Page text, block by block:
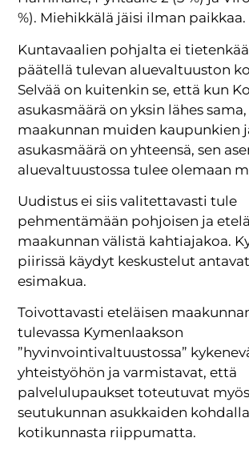
%). Miehikkälä jäisi ilman paikkaa.
Kuntavaalien pohjalta ei
päätellä tulevan aluevaltuuston
Selvää on kuitenkin se, että kun
asukasmäärä on yksin lähes
maakunnan muiden kaupunkien
asukasmäärä on yhteensä, sen
aluevaltuustossa tulee olemaan
Uudistus ei siis valitettavasti tule
pehmentämään pohjoisen ja
maakunnan välistä kahtiajakoa.
piirissä käydyt keskustelut
esimakua.
Toivottavasti eteläisen
tulevassa Kymenlaakson
”hyvinvointivaltuustossa”
yhteistyöhön ja varmistavat, että
palvelulupaukset toteutuvat myös
seutukunnan asukkaiden kohdalla
kotikunnasta riippumatta.